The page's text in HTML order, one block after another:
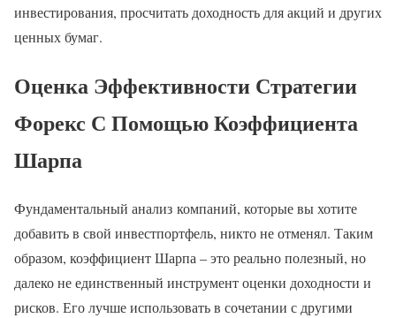
инвестирования, просчитать доходность для акций и других
ценных бумаг.
Оценка Эффективности Стратегии
Форекс С Помощью Коэффициента
Шарпа
Фундаментальный анализ компаний, которые вы хотите
добавить в свой инвестпортфель, никто не отменял. Таким
образом, коэффициент Шарпа – это реально полезный, но
далеко не единственный инструмент оценки доходности и
рисков. Его лучше использовать в сочетании с другими